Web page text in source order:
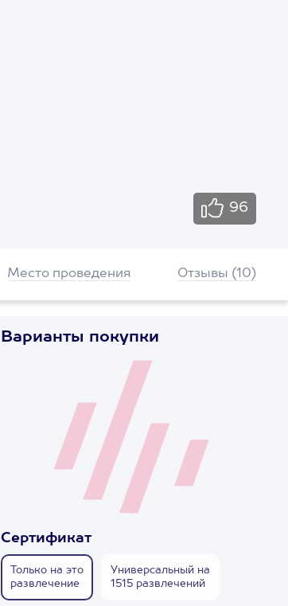
96
Место проведения Отзывы (10)
Варианты покупки
Сертификат
Только на это
развлечение
Универсальный на
1515 развлечений